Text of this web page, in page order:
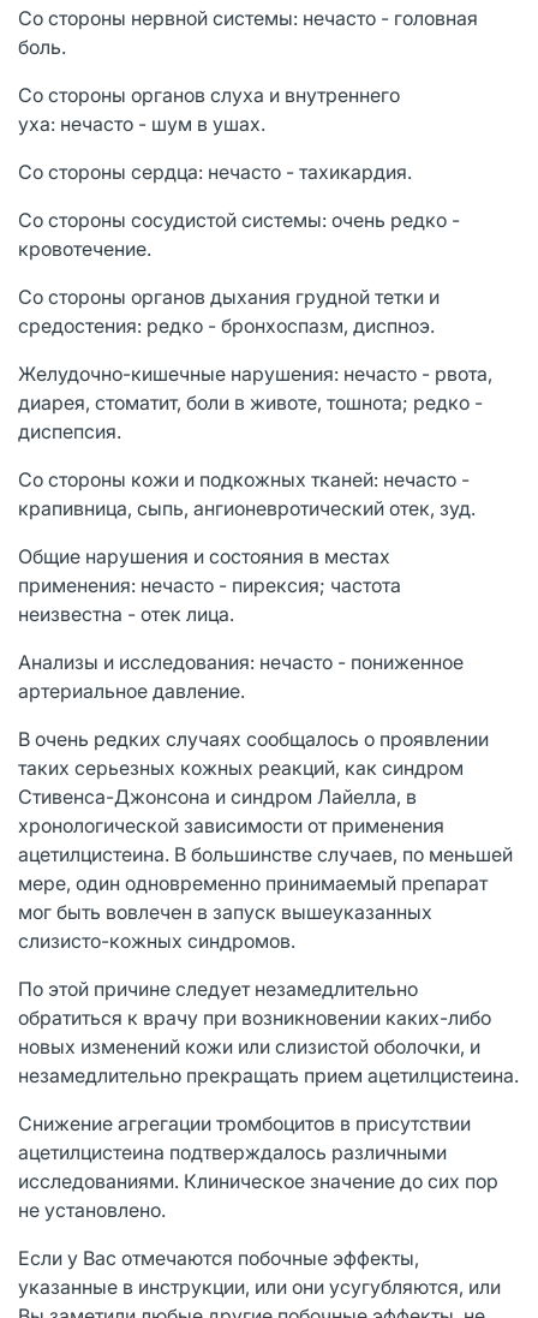
Со стороны нервной системы: нечасто - головная
боль.
Со стороны органов слуха и внутреннего
уха: нечасто - шум в ушах.
Со стороны сердца: нечасто - тахикардия.
Со стороны сосудистой системы: очень редко -
кровотечение.
Со стороны органов дыхания грудной тетки и
средостения: редко - бронхоспазм, диспноэ.
Желудочно-кишечные нарушения: нечасто - рвота,
диарея, стоматит, боли в животе, тошнота; редко -
диспепсия.
Со стороны кожи и подкожных тканей: нечасто -
крапивница, сыпь, ангионевротический отек, зуд.
Общие нарушения и состояния в местах
применения: нечасто - пирексия; частота
неизвестна - отек лица.
Анализы и исследования: нечасто - пониженное
артериальное давление.
В очень редких случаях сообщалось о проявлении
таких серьезных кожных реакций, как синдром
Стивенса-Джонсона и синдром Лайелла, в
хронологической зависимости от применения
ацетилцистеина. В большинстве случаев, по меньшей
мере, один одновременно принимаемый препарат
мог быть вовлечен в запуск вышеуказанных
слизисто-кожных синдромов.
По этой причине следует незамедлительно
обратиться к врачу при возникновении каких-либо
новых изменений кожи или слизистой оболочки, и
незамедлительно прекращать прием ацетилцистеина.
Снижение агрегации тромбоцитов в присутствии
ацетилцистеина подтверждалось различными
исследованиями. Клиническое значение до сих пор
не установлено.
Если у Вас отмечаются побочные эффекты,
указанные в инструкции, или они усугубляются, или